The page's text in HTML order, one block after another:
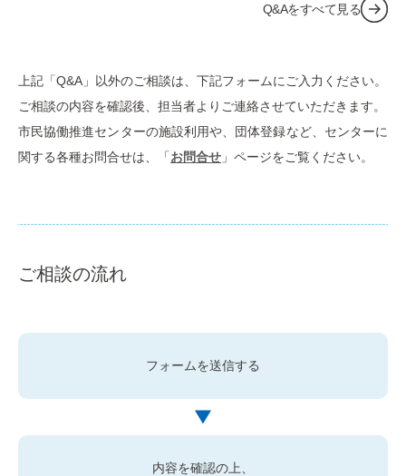
Q&Aをすべて見る
上記「Q&A」以外のご相談は、下記フォームにご⼊⼒ください。
ご相談の内容を確認後、担当者よりご連絡させていただきます。
市⺠協働推進センターの施設利⽤や、団体登録など、センターに
関する各種お問合せは、「お問合せ 」ページをご覧ください。
ご相談の流れ
フォームを送信する
内容を確認の上、